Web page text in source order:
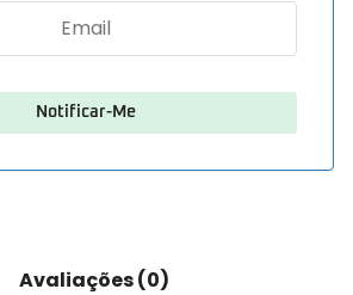
Avaliações (0)